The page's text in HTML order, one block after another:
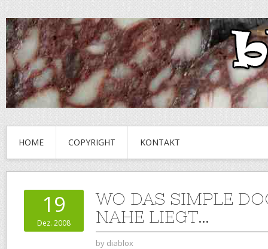
HOME COPYRIGHT KONTAKT
19
Dez. 2008
WO DAS SIMPLE
NAHE LIEGT…
by diablox